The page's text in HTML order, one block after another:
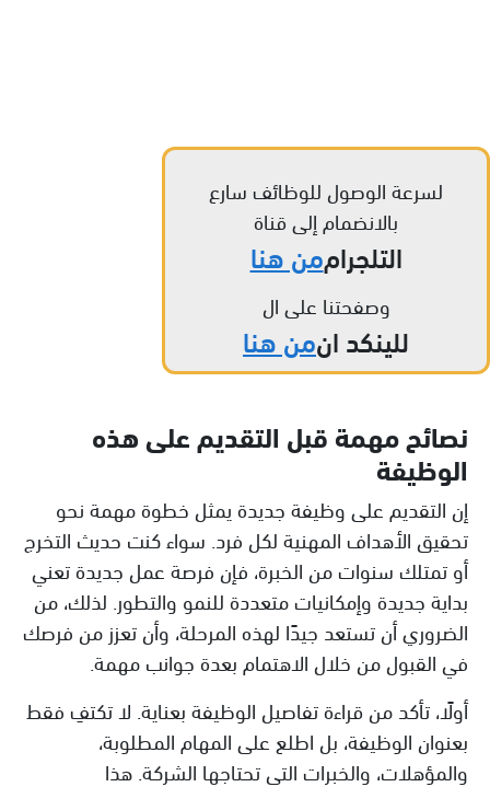
لسرعة الوصول للوظائف سارع
بالانضمام إلى قناة
التلجراممن هنا
وصفحتنا على ال
للينكد انمن هنا
نصائح مهمة قبل التقديم على هذه
الوظيفة
إن التقديم على وظيفة جديدة يمثل خطوة مهمة نحو
تحقيق الأهداف المهنية لكل فرد. سواء كنت حديث التخرج
أو تمتلك سنوات من الخبرة، فإن فرصة عمل جديدة تعني
بداية جديدة وإمكانيات متعددة للنمو والتطور. لذلك، من
الضروري أن تستعد جيدًا لهذه المرحلة، وأن تعزز من فرصك
في القبول من خلال الاهتمام بعدة جوانب مهمة.
أولًا، تأكد من قراءة تفاصيل الوظيفة بعناية. لا تكتفِ فقط
بعنوان الوظيفة، بل اطلع على المهام المطلوبة،
والمؤهلات، والخبرات التي تحتاجها الشركة. هذا